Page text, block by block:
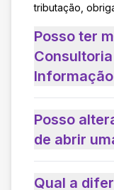
tributação,
Posso ter
Informação
Posso
de abrir
Qual a